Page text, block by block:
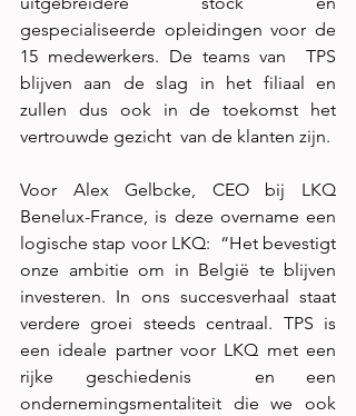
gespecialiseerde opleidingen voor de
15 medewerkers. De teams van  TPS
blijven aan de slag in het filiaal en
zullen dus ook in de toekomst het
vertrouwde gezicht  van de klanten zijn.
Voor Alex Gelbcke, CEO bij LKQ
Benelux-France, is deze overname een
logische stap voor LKQ:  “Het bevestigt
onze ambitie om in België te blijven
investeren. In ons succesverhaal staat
verdere groei steeds centraal. TPS is
een ideale partner voor LKQ met een
rijke geschiedenis  en een
ondernemingsmentaliteit die we ook